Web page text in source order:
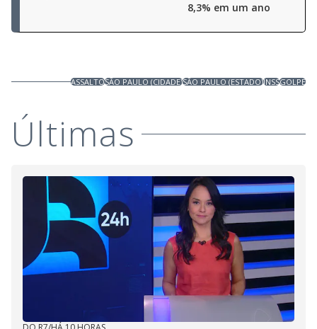
8,3% em um ano
ASSALTOSÃO PAULO (CIDADE)SÃO PAULO (ESTADO)INSSGOLPE
Últimas